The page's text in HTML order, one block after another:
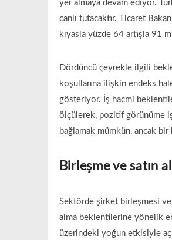
yer almaya devam ediyor.
canlı tutacaktır. Ticaret
kıyasla yüzde 64 artışla 91
Dördüncü çeyrekle ilgili
koşullarına ilişkin endeks
gösteriyor. İş hacmi
ölçülerek, pozitif görünüme
bağlamak mümkün, ancak
Birleşme ve satın
Sektörde şirket birleşmesi
alma beklentilerine yönelik
üzerindeki yoğun etkisiyle